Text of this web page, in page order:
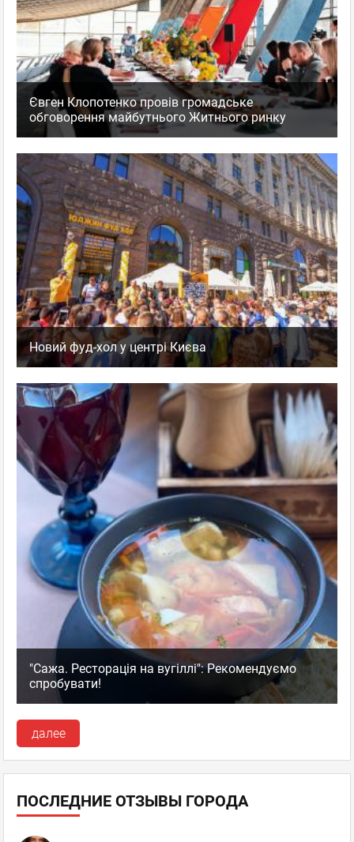
Євген Клопотенко провів громадське
обговорення майбутнього Житнього ринку
Новий фуд-хол у центрі Києва
"Сажа. Ресторація на вугіллі": Рекомендуємо
спробувати!
далее
ПОСЛЕДНИЕ ОТЗЫВЫ ГОРОДА